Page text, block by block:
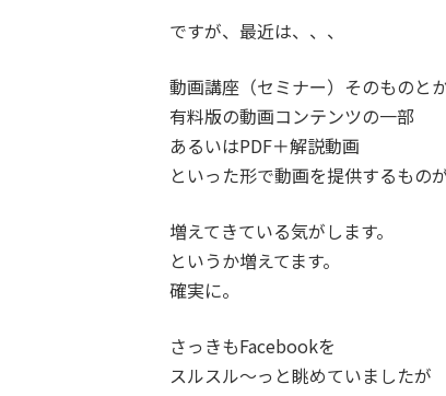
ですが、最近は、、、
動画講座（セミナー）そのものと
有料版の動画コンテンツの一部
あるいはPDF＋解説動画
といった形で動画を提供するもの
増えてきている気がします。
というか増えてます。
確実に。
さっきもFacebookを
スルスル〜っと眺めていましたが